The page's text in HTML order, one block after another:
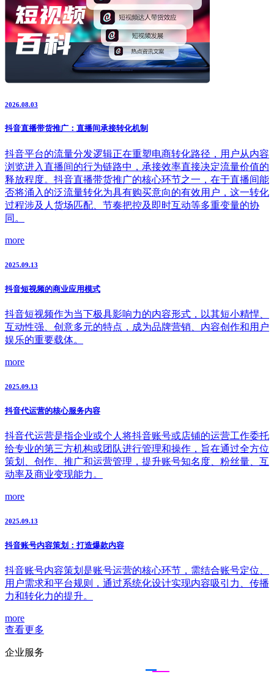
2026.08.03
抖音直播带货推广：直播间承接转化机制
抖音平台的流量分发逻辑正在重塑电商转化路径，用户从内容
浏览进入直播间的行为链路中，承接效率直接决定流量价值的
释放程度。抖音直播带货推广的核心环节之一，在于直播间能
否将涌入的泛流量转化为具有购买意向的有效用户，这一转化
过程涉及人货场匹配、节奏把控及即时互动等多重变量的协
同。
more
2025.09.13
抖音短视频的商业应用模式
抖音短视频作为当下极具影响力的内容形式，以其短小精悍、
互动性强、创意多元的特点，成为品牌营销、内容创作和用户
娱乐的重要载体。
more
2025.09.13
抖音代运营的核心服务内容
抖音代运营是指企业或个人将抖音账号或店铺的运营工作委托
给专业的第三方机构或团队进行管理和操作，旨在通过全方位
策划、创作、推广和运营管理，提升账号知名度、粉丝量、互
动率及商业变现能力。
more
2025.09.13
抖音账号内容策划：打造爆款内容
抖音账号内容策划是账号运营的核心环节，需结合账号定位、
用户需求和平台规则，通过系统化设计实现内容吸引力、传播
力和转化力的提升。
more
查看更多
企业服务